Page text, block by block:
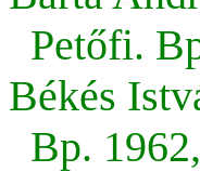
Petőfi.
Békés
Bp.